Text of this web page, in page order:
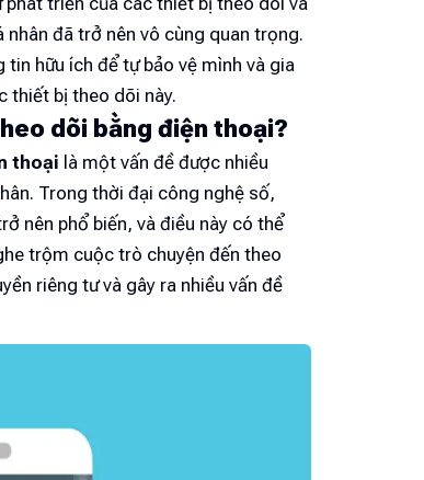
nhân đã trở nên vô cùng quan trọng.
hữu ích để tự bảo vệ mình và gia
thiết bị theo dõi này.
dõi bằng điện thoại?
thoại là một vấn đề được nhiều
Trong thời đại công nghệ số,
nên phổ biến, và điều này có thể
trộm cuộc trò chuyện đến theo
riêng tư và gây ra nhiều vấn đề